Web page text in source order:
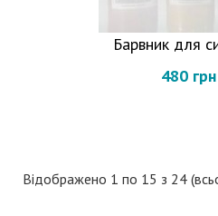
Барвник для
480 грн
Відображено 1 по 15 з 24